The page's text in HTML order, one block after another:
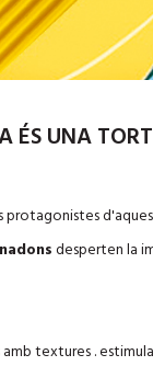
ÉS UNA
protagonistes
desperten la
textures .